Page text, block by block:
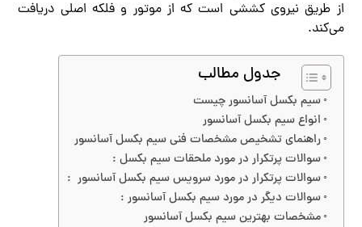
از طریق نیروی کششی است که از موتور و فلکه اصلی دریافت
می‌کند.
جدول مطالب
سیم بکسل آسانسور چیست
انواع سیم بکسل آسانسور
راهنمای تشخیص مشخصات فنی سیم بکسل آسانسور
سوالات پرتکرار در مورد ملحقات سیم بکسل :
سوالات پرتکرار در مورد سرویس سیم بکسل آسانسور :
سوالات دیگر در مورد سیم بکسل آسانسور :
مشخصات بهترین سیم بکسل آسانسور